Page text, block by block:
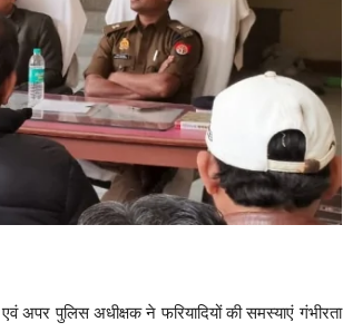
अपर पुलिस अधीक्षक ने फरियादियों की समस्याएं गंभीरता